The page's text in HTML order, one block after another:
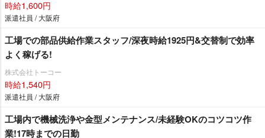
時給1,600円
派遣社員 / 大阪府
工場での部品供給作業スタッフ/深夜時給1925円&交替制で効率
よく稼げる!
株式会社トーコー
時給1,540円
派遣社員 / 大阪府
工場内で機械洗浄や金型メンテナンス/未経験OKのコツコツ作
業!17時までの日勤